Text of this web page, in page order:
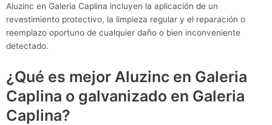
Aluzinc en Galeria Caplina incluyen la aplicación de un
revestimiento protectivo, la limpieza regular y el reparación o
reemplazo oportuno de cualquier daño o bien inconveniente
detectado.
¿Qué es mejor Aluzinc en Galeria
Caplina o galvanizado en Galeria
Caplina?